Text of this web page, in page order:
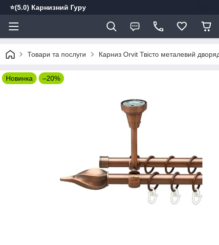
⭐️(5.0) Карнизний Гуру
Товари та послуги Карниз Orvit Твісто металевий
Новинка –20%